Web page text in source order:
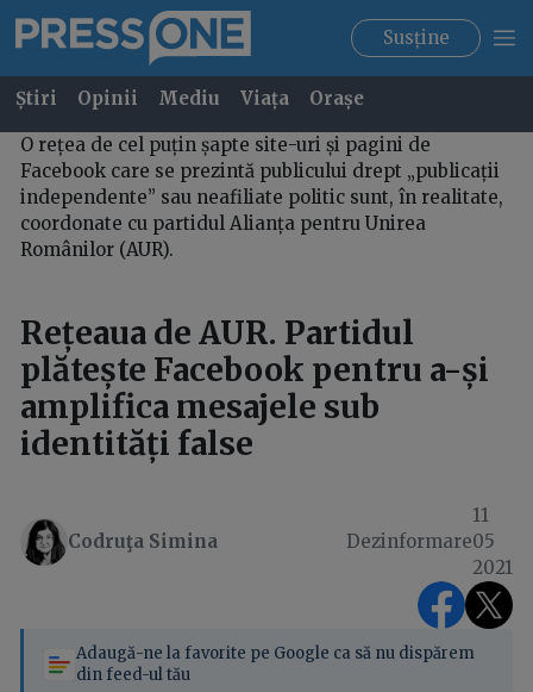
Susține
Știri Opinii Mediu Viața Orașe
O rețea de cel puțin șapte site-uri și pagini de
Facebook care se prezintă publicului drept „publicații
independente” sau neafiliate politic sunt, în realitate,
coordonate cu partidul Alianța pentru Unirea
Românilor (AUR).
Rețeaua de AUR. Partidul
plătește Facebook pentru a-și
amplifica mesajele sub
identități false
Codruţa Simina Dezinformare
11
05
2021
Adaugă-ne la favorite pe Google ca să nu dispărem
din feed-ul tău